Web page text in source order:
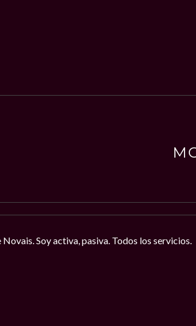
Soy activa, pasiva. Todos los servicios.